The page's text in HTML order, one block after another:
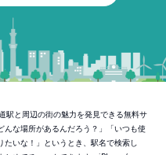
駅と周辺の街の魅力を発見できる無料サ
んな場所があるんだろう？」「いつも使
いな！」というとき、駅名で検索し